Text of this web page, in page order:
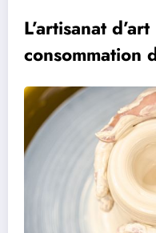
L’artisanat
consommation